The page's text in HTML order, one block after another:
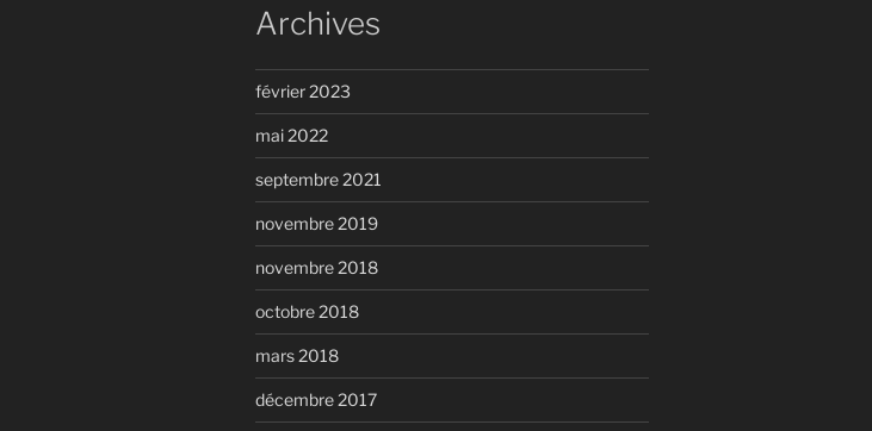
Archives
février 2023
mai 2022
septembre 2021
novembre 2019
novembre 2018
octobre 2018
mars 2018
décembre 2017